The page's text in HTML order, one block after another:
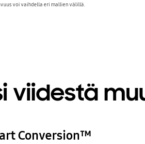
voi vaihdella eri mallien välillä.
viidestä
Conversion™